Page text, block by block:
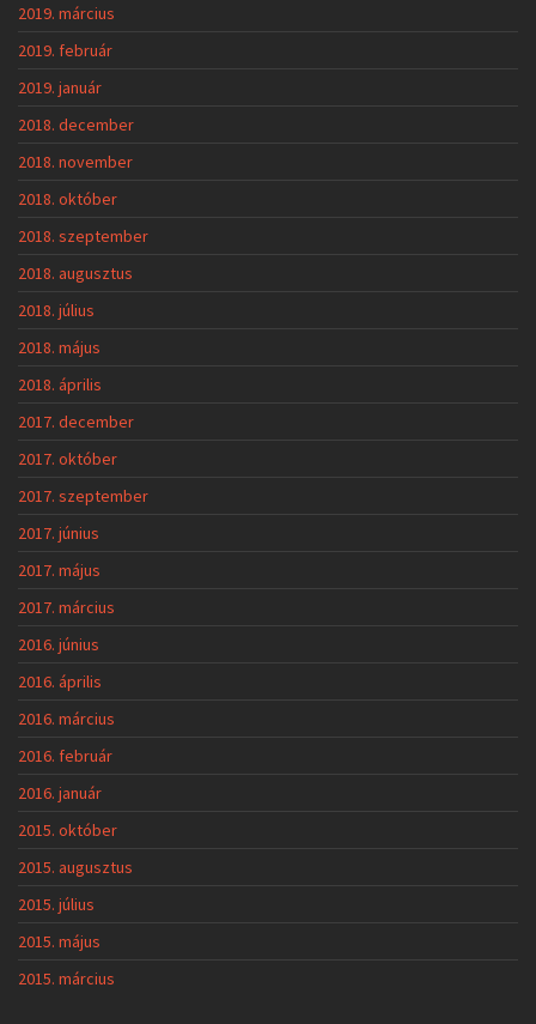
2019. március
2019. február
2019. január
2018. december
2018. november
2018. október
2018. szeptember
2018. augusztus
2018. július
2018. május
2018. április
2017. december
2017. október
2017. szeptember
2017. június
2017. május
2017. március
2016. június
2016. április
2016. március
2016. február
2016. január
2015. október
2015. augusztus
2015. július
2015. május
2015. március